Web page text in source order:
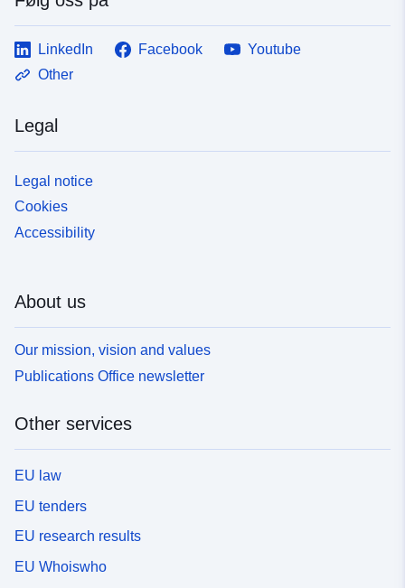
LinkedIn Facebook
Youtube
Other
Legal
Legal notice
Cookies
Accessibility
About us
Our mission, vision and values
Publications Office newsletter
Other services
EU law
EU tenders
EU research results
EU Whoiswho